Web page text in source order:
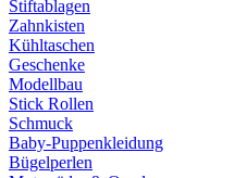
Stiftablagen
Zahnkisten
Kühltaschen
Geschenke
Modellbau
Stick Rollen
Schmuck
Baby-Puppenkleidung
Bügelperlen